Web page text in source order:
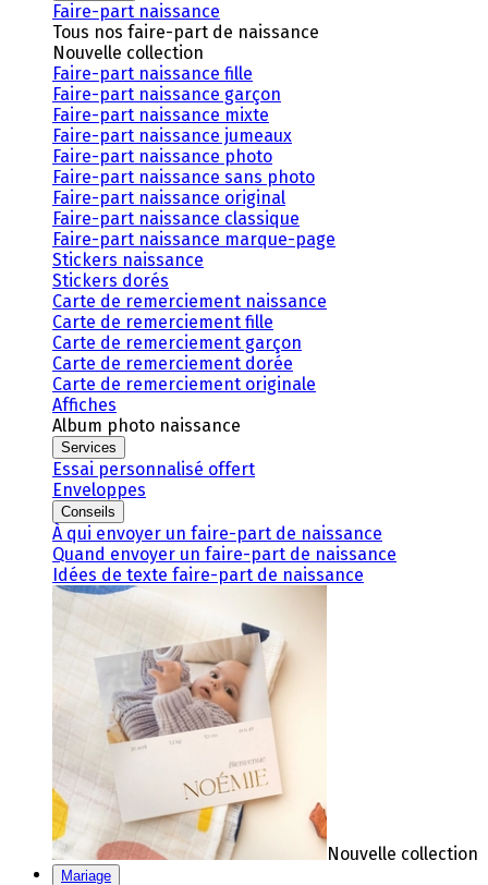
Faire-part naissance
Tous nos faire-part de naissance
Nouvelle collection
Faire-part naissance fille
Faire-part naissance garçon
Faire-part naissance mixte
Faire-part naissance jumeaux
Faire-part naissance photo
Faire-part naissance sans photo
Faire-part naissance original
Faire-part naissance classique
Faire-part naissance marque-page
Stickers naissance
Stickers dorés
Carte de remerciement naissance
Carte de remerciement fille
Carte de remerciement garçon
Carte de remerciement dorée
Carte de remerciement originale
Affiches
Album photo naissance
Services
Essai personnalisé offert
Enveloppes
Conseils
À qui envoyer un faire-part de naissance
Quand envoyer un faire-part de naissance
Idées de texte faire-part de naissance
Nouvelle collection
Mariage